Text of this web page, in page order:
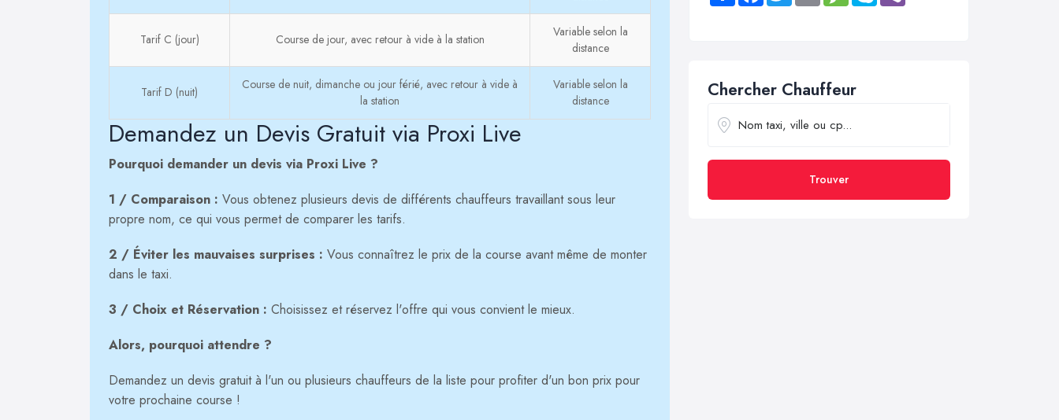
Tarif C (jour) Course de jour, avec retour à vide à la station
Variable selon la
distance
Tarif D (nuit)
Course de nuit, dimanche ou jour férié, avec retour à vide à
la station
Variable selon la
distance
Demandez un Devis Gratuit via Proxi Live
Pourquoi demander un devis via Proxi Live ?
1 / Comparaison : Vous obtenez plusieurs devis de différents chauffeurs travaillant sous leur
propre nom, ce qui vous permet de comparer les tarifs.
2 / Éviter les mauvaises surprises : Vous connaîtrez le prix de la course avant même de monter
dans le taxi.
3 / Choix et Réservation : Choisissez et réservez l'offre qui vous convient le mieux.
Alors, pourquoi attendre ?
Demandez un devis gratuit à l'un ou plusieurs chauffeurs de la liste pour profiter d'un bon prix pour
votre prochaine course !
Chercher Chauffeur
Trouver